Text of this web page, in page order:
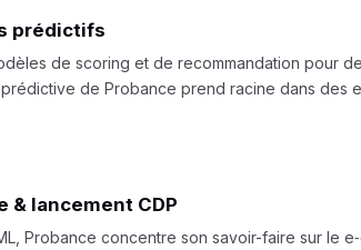
prédictifs
de scoring et de recommandation pour
de Probance prend racine dans des
& lancement CDP
Probance concentre son savoir-faire sur le